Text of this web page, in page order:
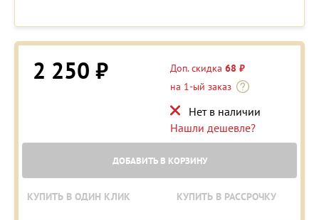
2 250 ₽ Доп. скидка 68 ₽
на 1-ый заказ
Нет в наличии
Нашли дешевле?
ДОБАВИТЬ В КОРЗИНУ
КУПИТЬ В ОДИН КЛИК КУПИТЬ В РАССРОЧКУ